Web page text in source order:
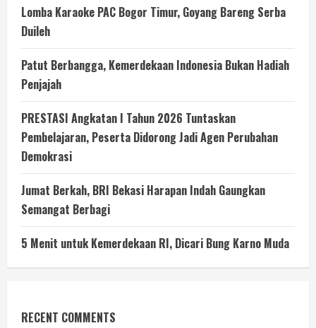
Lomba Karaoke PAC Bogor Timur, Goyang Bareng Serba
Duileh
Patut Berbangga, Kemerdekaan Indonesia Bukan Hadiah
Penjajah
PRESTASI Angkatan I Tahun 2026 Tuntaskan
Pembelajaran, Peserta Didorong Jadi Agen Perubahan
Demokrasi
Jumat Berkah, BRI Bekasi Harapan Indah Gaungkan
Semangat Berbagi
5 Menit untuk Kemerdekaan RI, Dicari Bung Karno Muda
RECENT COMMENTS